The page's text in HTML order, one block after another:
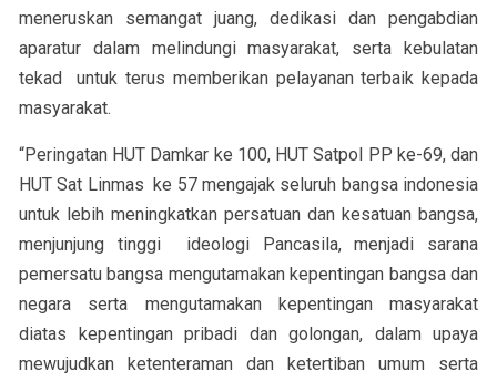
meneruskan semangat juang, dedikasi dan pengabdian
aparatur dalam melindungi masyarakat, serta kebulatan
tekad untuk terus memberikan pelayanan terbaik kepada
masyarakat.
“Peringatan HUT Damkar ke 100, HUT Satpol PP ke-69, dan
HUT Sat Linmas ke 57 mengajak seluruh bangsa indonesia
untuk lebih meningkatkan persatuan dan kesatuan bangsa,
menjunjung tinggi ideologi Pancasila, menjadi sarana
pemersatu bangsa mengutamakan kepentingan bangsa dan
negara serta mengutamakan kepentingan masyarakat
diatas kepentingan pribadi dan golongan, dalam upaya
mewujudkan ketenteraman dan ketertiban umum serta